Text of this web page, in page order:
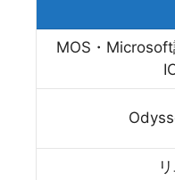
MOS・Microsoft